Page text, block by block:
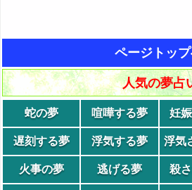
ページトッ
人気の夢占
蛇の夢 喧嘩する夢 妊
遅刻する夢 浮気する夢 浮気
火事の夢 逃げる夢 殺